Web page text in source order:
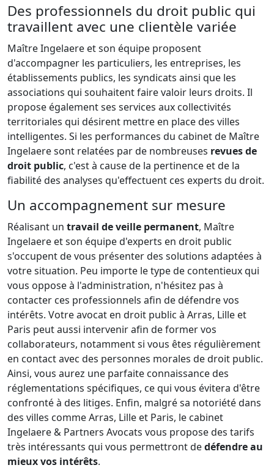
Des professionnels du droit public qui
travaillent avec une clientèle variée
Maître Ingelaere et son équipe proposent
d'accompagner les particuliers, les entreprises, les
établissements publics, les syndicats ainsi que les
associations qui souhaitent faire valoir leurs droits. Il
propose également ses services aux collectivités
territoriales qui désirent mettre en place des villes
intelligentes. Si les performances du cabinet de Maître
Ingelaere sont relatées par de nombreuses revues de
droit public, c'est à cause de la pertinence et de la
fiabilité des analyses qu'effectuent ces experts du droit.
Un accompagnement sur mesure
Réalisant un travail de veille permanent, Maître
Ingelaere et son équipe d'experts en droit public
s'occupent de vous présenter des solutions adaptées à
votre situation. Peu importe le type de contentieux qui
vous oppose à l'administration, n'hésitez pas à
contacter ces professionnels afin de défendre vos
intérêts. Votre avocat en droit public à Arras, Lille et
Paris peut aussi intervenir afin de former vos
collaborateurs, notamment si vous êtes régulièrement
en contact avec des personnes morales de droit public.
Ainsi, vous aurez une parfaite connaissance des
réglementations spécifiques, ce qui vous évitera d'être
confronté à des litiges. Enfin, malgré sa notoriété dans
des villes comme Arras, Lille et Paris, le cabinet
Ingelaere & Partners Avocats vous propose des tarifs
très intéressants qui vous permettront dedéfendre au
mieux vos intérêts.